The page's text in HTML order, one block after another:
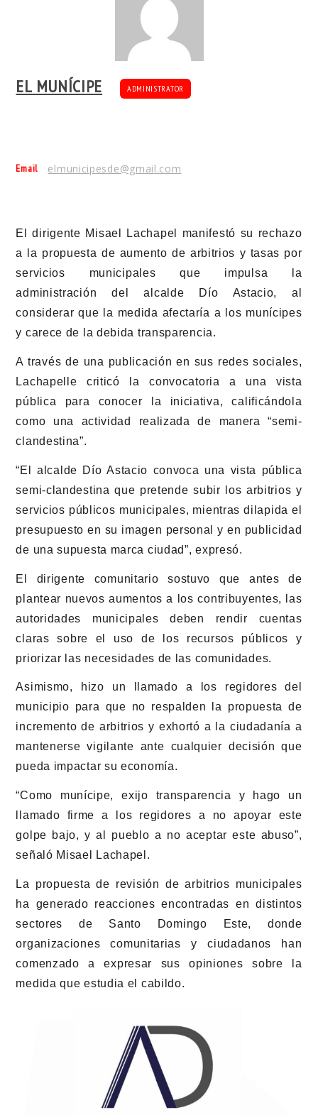
EL MUNÍCIPE ADMINISTRATOR
Email elmunicipesde@gmail.com
El dirigente Misael Lachapel
manifestó su rechazo
a la propuesta de aumento de arbitrios y tasas por
servicios municipales que impulsa la
administración del alcalde Dío Astacio, al
considerar que la medida afectaría a los munícipes
y carece de la debida transparencia.
A través de una publicación en sus redes sociales,
Lachapelle criticó la convocatoria a una vista
pública para conocer la iniciativa, calificándola
como una actividad realizada de manera “semi-
clandestina”.
“El alcalde Dío Astacio convoca una vista pública
semi-clandestina que pretende subir los arbitrios y
servicios públicos municipales, mientras dilapida el
presupuesto en su imagen personal y en publicidad
de una supuesta marca ciudad”, expresó.
El dirigente comunitario sostuvo que antes de
plantear nuevos aumentos a los contribuyentes, las
autoridades municipales deben rendir cuentas
claras sobre el uso de los recursos públicos y
priorizar las necesidades de las comunidades.
Asimismo, hizo un llamado a los regidores del
municipio para que no respalden la propuesta de
incremento de arbitrios y exhortó a la ciudadanía a
mantenerse vigilante ante cualquier decisión que
pueda impactar su economía.
“Como munícipe, exijo transparencia y hago un
llamado firme a los regidores a no apoyar este
golpe bajo, y al pueblo a no aceptar este abuso”,
señaló Misael Lachapel.
La propuesta de revisión de arbitrios municipales
ha generado reacciones encontradas en distintos
sectores de Santo Domingo Este, donde
organizaciones comunitarias y ciudadanos han
comenzado a expresar sus opiniones sobre la
medida que estudia el cabildo.